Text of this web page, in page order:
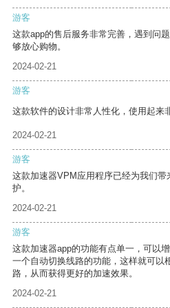
游客
这款app的售后服务非常完善，遇到问
够放心购物。
2024-02-21
游客
这款软件的设计非常人性化，使用起来
2024-02-21
游客
这款加速器VPM应用程序已经为我们
护。
2024-02-21
游客
这款加速器app的功能有点单一，可以
一个自动切换线路的功能，这样就可以
路，从而获得更好的加速效果。
2024-02-21